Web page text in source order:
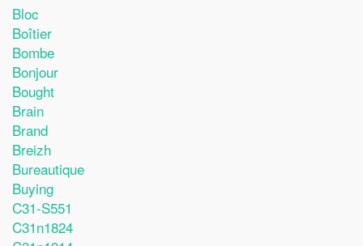
Bloc
Boîtier
Bombe
Bonjour
Bought
Brain
Brand
Breizh
Bureautique
Buying
C31-S551
C31n1824